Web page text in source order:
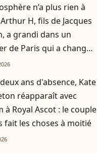
n’a plus rien à
H, fils de Jacques
a grandi dans un
de Paris qui a changé
au tout
ans d'absence, Kate
réapparaît avec
à Royal Ascot : le couple
fait les choses à moitié